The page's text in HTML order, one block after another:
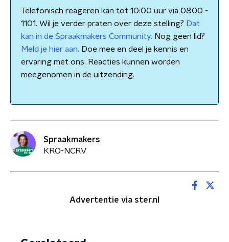
Telefonisch reageren kan tot 10:00 uur via 0800 -
1101. Wil je verder praten over deze stelling? Dat
kan in de Spraakmakers Community. Nog geen lid?
Meld je hier aan. Doe mee en deel je kennis en
ervaring met ons. Reacties kunnen worden
meegenomen in de uitzending.
Spraakmakers
KRO-NCRV
Advertentie via ster.nl